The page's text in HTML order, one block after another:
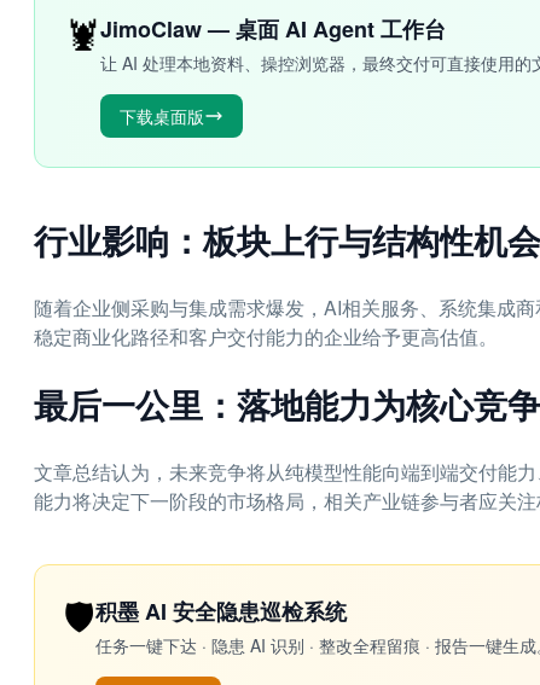
🦞JimoClaw — 桌面 AI Agent 工作台
让 AI 处理本地资料、操控浏览器，最终交付可直接使用的
下载桌面版
行业影响：板块上行与结构性机会
随着企业侧采购与集成需求爆发，AI相关服务、系统集成
稳定商业化路径和客户交付能力的企业给予更高估值。
最后一公里：落地能力为核心竞
文章总结认为，未来竞争将从纯模型性能向端到端交付能
能力将决定下一阶段的市场格局，相关产业链参与者应关
🛡️积墨 AI 安全隐患巡检系统
任务一键下达 · 隐患 AI 识别 · 整改全程留痕 · 报告一键生